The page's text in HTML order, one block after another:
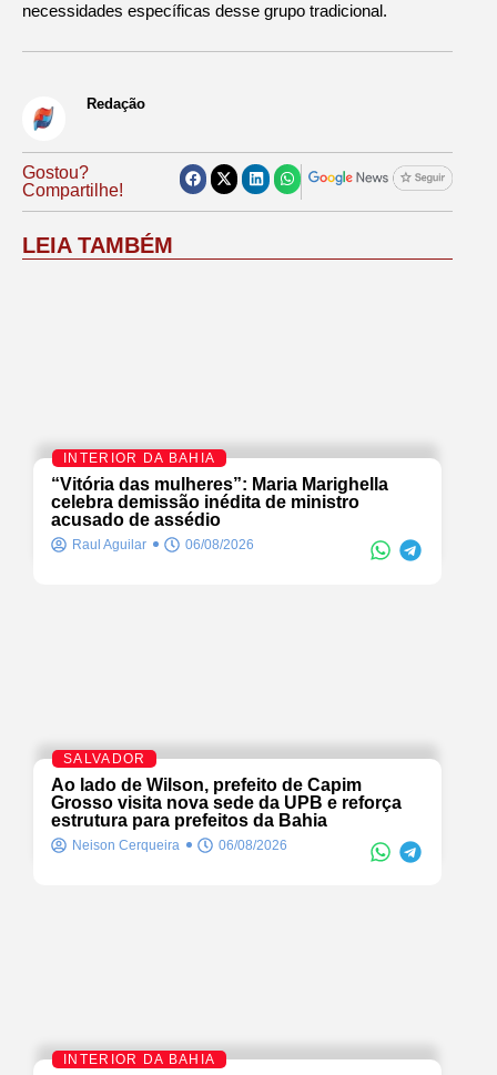
necessidades específicas desse grupo tradicional.
Redação
Gostou?
Compartilhe!
LEIA TAMBÉM
INTERIOR DA BAHIA
“Vitória das mulheres”: Maria Marighella
celebra demissão inédita de ministro
acusado de assédio
Raul Aguilar 06/08/2026
SALVADOR
Ao lado de Wilson, prefeito de Capim
Grosso visita nova sede da UPB e reforça
estrutura para prefeitos da Bahia
Neison Cerqueira 06/08/2026
INTERIOR DA BAHIA